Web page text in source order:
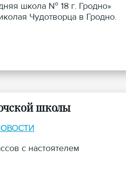
школа № 18 г. Гродно»
Чудотворца в Гродно.
школы
с настоятелем